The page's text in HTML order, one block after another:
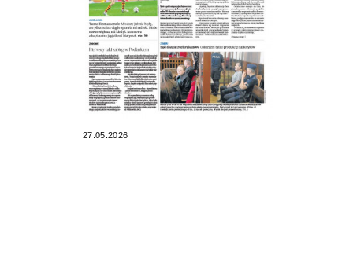
27.05.2026